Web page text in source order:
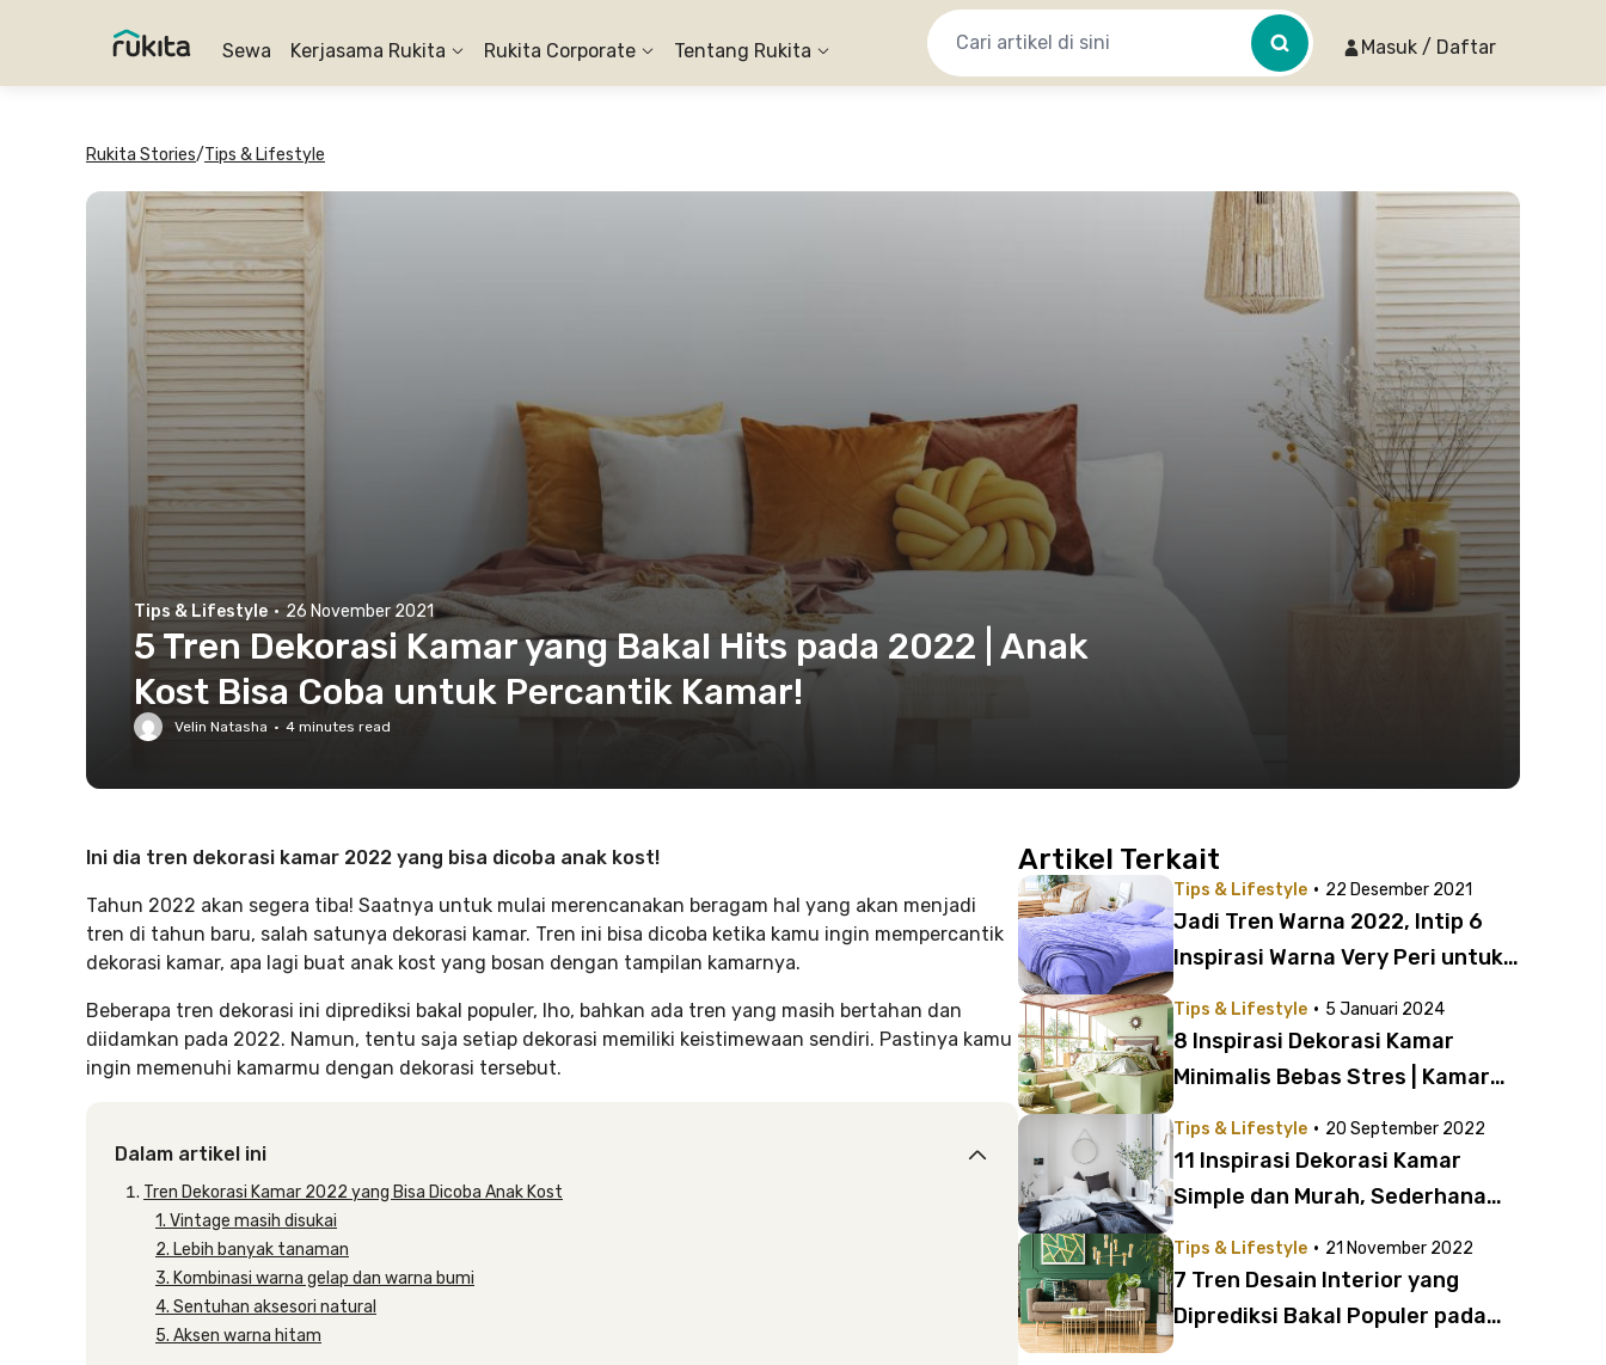
Sewa Kerjasama Rukita Rukita Corporate Tentang Rukita Masuk / Daftar
Rukita Stories/Tips & Lifestyle
Tips & Lifestyle · 26 November 2021
5 Tren Dekorasi Kamar yang Bakal Hits pada 2022 | Anak
Kost Bisa Coba untuk Percantik Kamar!
Velin Natasha · 4 minutes read
Ini dia tren dekorasi kamar 2022 yang bisa dicoba anak kost!
Tahun 2022 akan segera tiba! Saatnya untuk mulai merencanakan beragam hal yang akan menjadi
tren di tahun baru, salah satunya dekorasi kamar. Tren ini bisa dicoba ketika kamu ingin mempercantik
dekorasi kamar, apa lagi buat anak kost yang bosan dengan tampilan kamarnya.
Beberapa tren dekorasi ini diprediksi bakal populer, lho, bahkan ada tren yang masih bertahan dan
diidamkan pada 2022. Namun, tentu saja setiap dekorasi memiliki keistimewaan sendiri. Pastinya kamu
ingin memenuhi kamarmu dengan dekorasi tersebut.
Dalam artikel ini
Tren Dekorasi Kamar 2022 yang Bisa Dicoba Anak Kost
1. Vintage masih disukai
2. Lebih banyak tanaman
3. Kombinasi warna gelap dan warna bumi
4. Sentuhan aksesori natural
5. Aksen warna hitam
Artikel Terkait
Tips & Lifestyle · 22 Desember 2021
Jadi Tren Warna 2022, Intip 6
Inspirasi Warna Very Peri untuk
Tips & Lifestyle · 5 Januari 2024
8 Inspirasi Dekorasi Kamar
Minimalis Bebas Stres | Kamar
Tips & Lifestyle · 20 September 2022
11 Inspirasi Dekorasi Kamar
Simple dan Murah, Sederhana
Tips & Lifestyle · 21 November 2022
7 Tren Desain Interior yang
Diprediksi Bakal Populer pada